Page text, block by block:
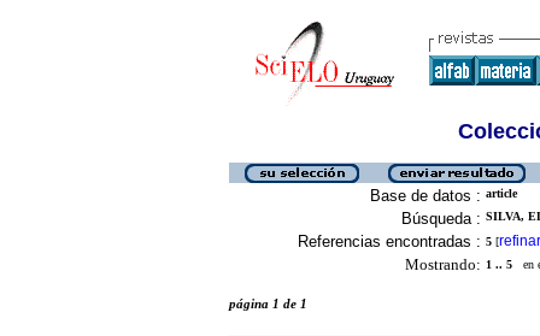
Base de datos : article
Búsqueda : SILVA,
Referencias encontradas : 5 [refinar
Mostrando: 1 .. 5 en
página 1 de 1